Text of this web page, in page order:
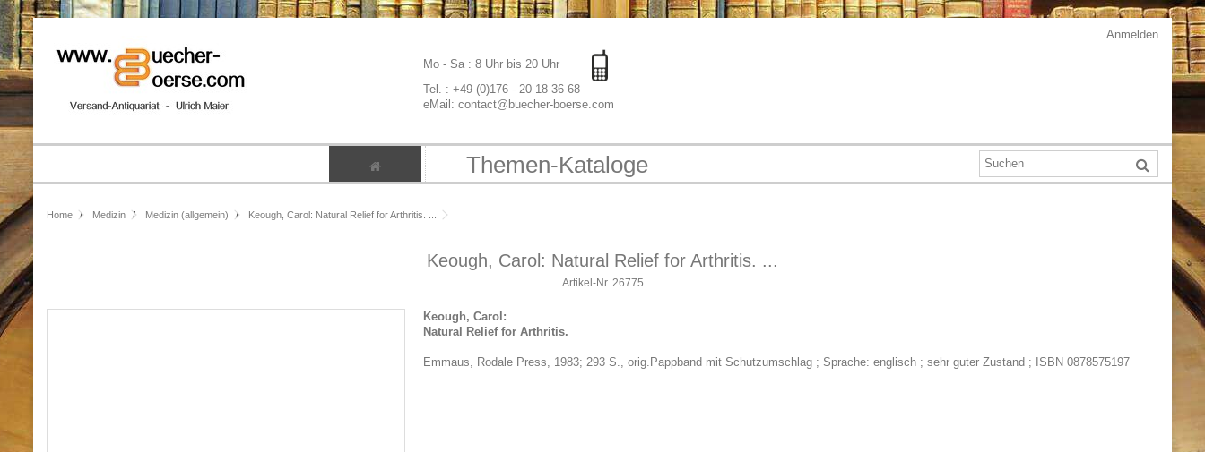
Mo - Sa : 8 Uhr bis 20 Uhr
Tel. : +49 (0)176 - 20 18 36 68
eMail: contact@buecher-boerse.com
Anmelden
Themen-Kataloge
Home Medizin Medizin (allgemein) Keough, Carol: Natural Relief for Arthritis. ...
Keough, Carol: Natural Relief for Arthritis. ...
Artikel-Nr. 26775
Keough, Carol:
Natural Relief for Arthritis.
Emmaus, Rodale Press, 1983; 293 S., orig.Pappband mit Schutzumschlag ; Sprache: englisch ; sehr guter Zustand ; ISBN 0878575197